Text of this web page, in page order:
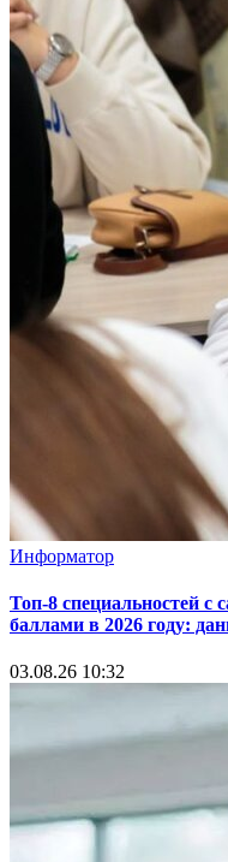
Информатор
Топ-8 специальностей
баллами в 2026 году:
03.08.26 10:32